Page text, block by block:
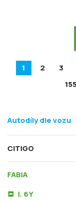
1 2 3
155
Autodíly dle vozu
CITIGO
FABIA
I. 6Y